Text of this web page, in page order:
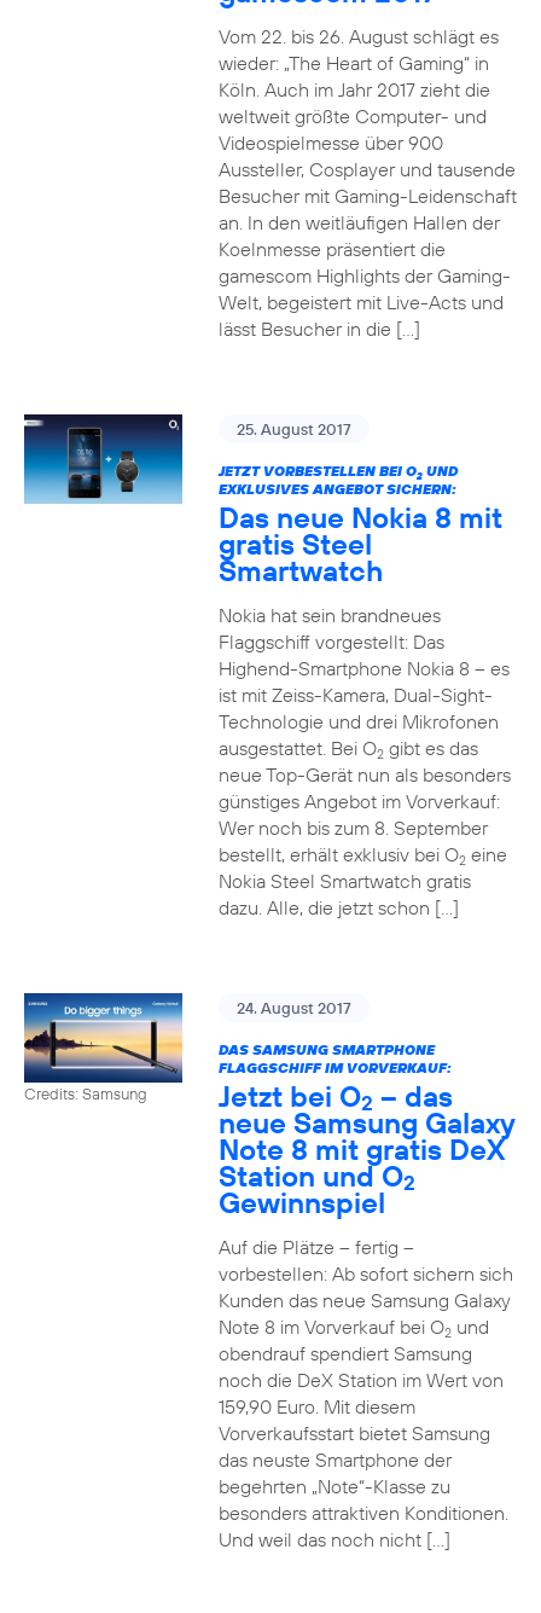
Vom 22. bis 26. August schlägt es
wieder: „The Heart of Gaming“ in
Köln. Auch im Jahr 2017 zieht die
weltweit größte Computer- und
Videospielmesse über 900
Aussteller, Cosplayer und tausende
Besucher mit Gaming-Leidenschaft
an. In den weitläufigen Hallen der
Koelnmesse präsentiert die
gamescom Highlights der Gaming-
Welt, begeistert mit Live-Acts und
lässt Besucher in die […]
25. August 2017
JETZT VORBESTELLEN BEI O2UND
EXKLUSIVES ANGEBOT SICHERN:
Das neue Nokia 8 mit
gratis Steel
Smartwatch
Nokia hat sein brandneues
Flaggschiff vorgestellt: Das
Highend-Smartphone Nokia 8 – es
ist mit Zeiss-Kamera, Dual-Sight-
Technologie und drei Mikrofonen
ausgestattet. Bei O2gibt es das
neue Top-Gerät nun als besonders
günstiges Angebot im Vorverkauf:
Wer noch bis zum 8. September
bestellt, erhält exklusiv bei O2eine
Nokia Steel Smartwatch gratis
dazu. Alle, die jetzt schon […]
Credits: Samsung
24. August 2017
DAS SAMSUNG SMARTPHONE
FLAGGSCHIFF IM VORVERKAUF:
Jetzt bei O2 – das
neue Samsung Galaxy
Note 8 mit gratis DeX
Station und O2
Gewinnspiel
Auf die Plätze – fertig –
vorbestellen: Ab sofort sichern sich
Kunden das neue Samsung Galaxy
Note 8 im Vorverkauf bei O2und
obendrauf spendiert Samsung
noch die DeX Station im Wert von
159,90 Euro. Mit diesem
Vorverkaufsstart bietet Samsung
das neuste Smartphone der
begehrten „Note“-Klasse zu
besonders attraktiven Konditionen.
Und weil das noch nicht […]